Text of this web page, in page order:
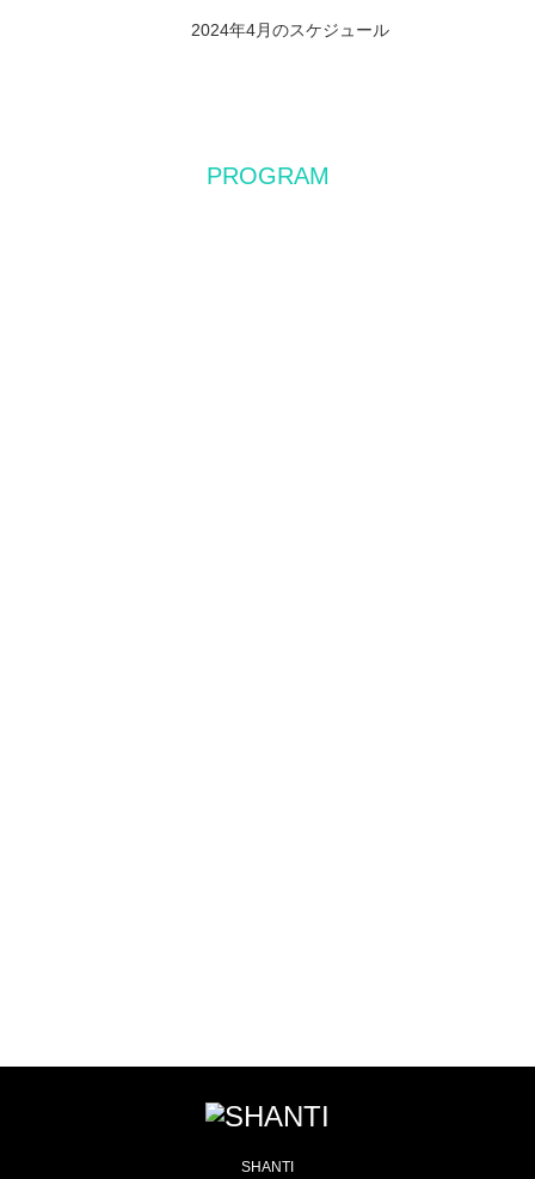
2024年4月のスケジュール
PROGRAM
インストラクターに憧れるあなた！
SHANTI